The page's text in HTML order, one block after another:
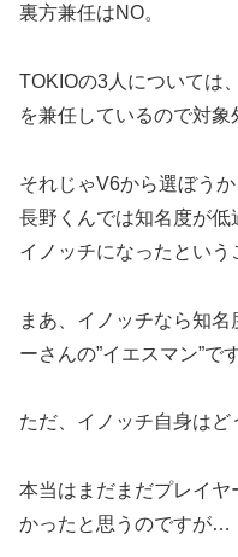
裏方兼任はNO。
TOKIOの3人については
を兼任しているので対象
それじゃV6から選ぼう
長野くんでは知名度が低
イノッチになったという
まあ、イノッチなら知
ーさんの”イエスマン”で
ただ、イノッチ自身はど
本当はまだまだプレイヤ
かったと思うのですが…